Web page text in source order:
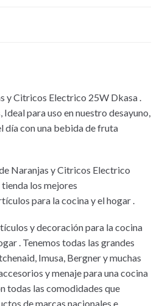
y Citricos Electrico 25W Dkasa .
para uso en nuestro desayuno,
día con una bebida de fruta
Naranjas y Citricos Electrico
los mejores
para la cocina y el hogar .
y decoración para la cocina
. Tenemos todas las grandes
Imusa, Bergner y muchas
y menaje para una cocina
todas las comodidades que
de marcas nacionales e